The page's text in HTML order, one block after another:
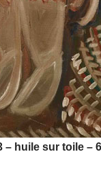
– huile sur toile –